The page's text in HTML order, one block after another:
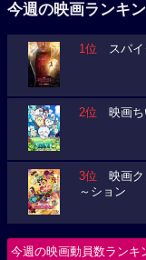
今週の映画ランキ
1位 スパイ
2位 映画ち
3位 映画ク
～ション
今週の映画動員数ランキ